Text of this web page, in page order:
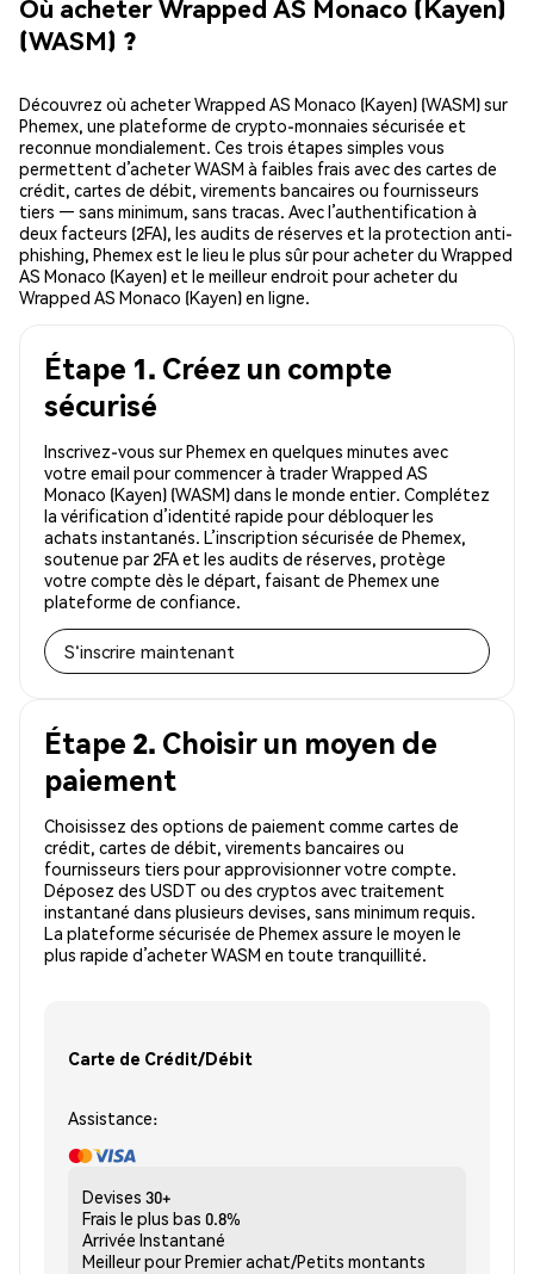
Où acheter Wrapped AS Monaco (Kayen)
(WASM) ?
Découvrez où acheter Wrapped AS Monaco (Kayen) (WASM) sur
Phemex, une plateforme de crypto-monnaies sécurisée et
reconnue mondialement. Ces trois étapes simples vous
permettent d’acheter WASM à faibles frais avec des cartes de
crédit, cartes de débit, virements bancaires ou fournisseurs
tiers — sans minimum, sans tracas. Avec l’authentification à
deux facteurs (2FA), les audits de réserves et la protection anti-
phishing, Phemex est le lieu le plus sûr pour acheter du Wrapped
AS Monaco (Kayen) et le meilleur endroit pour acheter du
Wrapped AS Monaco (Kayen) en ligne.
Étape 1. Créez un compte
sécurisé
Inscrivez-vous sur Phemex en quelques minutes avec
votre email pour commencer à trader Wrapped AS
Monaco (Kayen) (WASM) dans le monde entier. Complétez
la vérification d’identité rapide pour débloquer les
achats instantanés. L’inscription sécurisée de Phemex,
soutenue par 2FA et les audits de réserves, protège
votre compte dès le départ, faisant de Phemex une
plateforme de confiance.
S'inscrire maintenant
Étape 2. Choisir un moyen de
paiement
Choisissez des options de paiement comme cartes de
crédit, cartes de débit, virements bancaires ou
fournisseurs tiers pour approvisionner votre compte.
Déposez des USDT ou des cryptos avec traitement
instantané dans plusieurs devises, sans minimum requis.
La plateforme sécurisée de Phemex assure le moyen le
plus rapide d’acheter WASM en toute tranquillité.
Carte de Crédit/Débit
Assistance:
Devises 30+
Frais le plus bas 0.8%
Arrivée Instantané
Meilleur pourPremier achat/Petits montants